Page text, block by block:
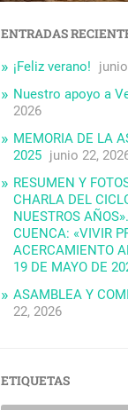
ENTRADAS
¡Feliz verano!
Nuestro apoyo a
2026
MEMORIA DE LA
2025 junio 22,
RESUMEN Y
CHARLA DEL
NUESTROS
CUENCA: «VIVIR
ACERCAMIENTO
19 DE MAYO DE
ASAMBLEA Y
22, 2026
ETIQUETAS